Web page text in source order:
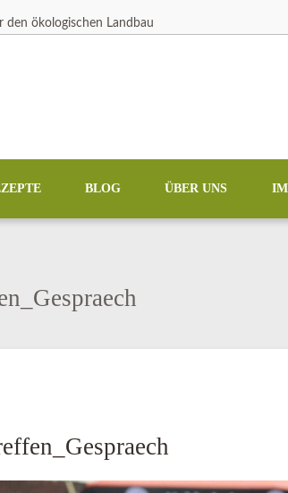
ökologischen Landbau
BLOG ÜBER UNS